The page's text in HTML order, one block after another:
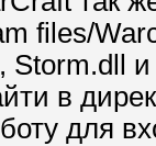
files/
Storm.dll
в
для